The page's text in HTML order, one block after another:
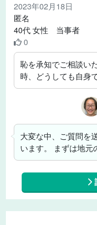
2023年02月18日
匿名
40代 女性 当事者
0
恥を承知でご相談い
時、どうしても自身
大変な中、ご質問を
います。 まずは地元